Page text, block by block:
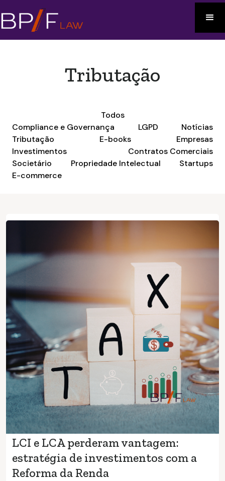
Tributação
Todos
Compliance e Governança
LGPD
Notícias
Tributação
E-books
Empresas
Investimentos
Contratos Comerciais
Societário
Propriedade Intelectual
Startups
E-commerce
LCI e LCA perderam vantagem:
estratégia de investimentos com a
Reforma da Renda